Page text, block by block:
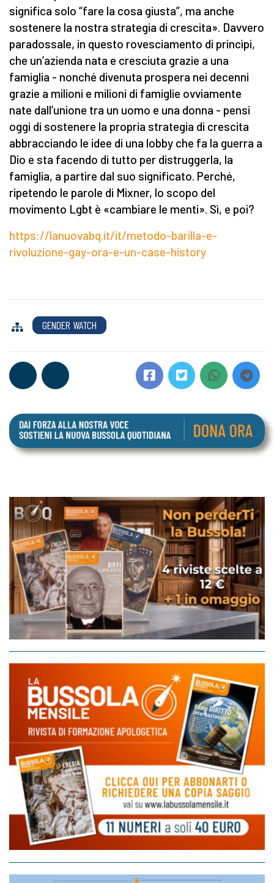
significa solo “fare la cosa giusta”, ma anche
sostenere la nostra strategia di crescita». Davvero
paradossale, in questo rovesciamento di princìpi,
che un’azienda nata e cresciuta grazie a una
famiglia - nonché divenuta prospera nei decenni
grazie a milioni e milioni di famiglie ovviamente
nate dall’unione tra un uomo e una donna - pensi
oggi di sostenere la propria strategia di crescita
abbracciando le idee di una lobby che fa la guerra a
Dio e sta facendo di tutto per distruggerla, la
famiglia, a partire dal suo significato. Perché,
ripetendo le parole di Mixner, lo scopo del
movimento Lgbt è «cambiare le menti». Sì, e poi?
https://lanuovabq.it/it/metodo-barilla-e-
rivoluzione-gay-ora-e-un-case-history
GENDER WATCH